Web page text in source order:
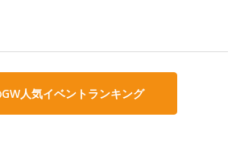
人気イベントランキング